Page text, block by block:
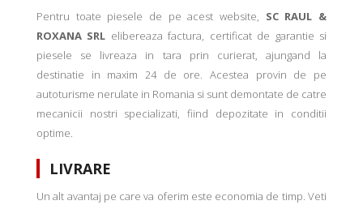
Pentru toate piesele de pe acest website, SC RAUL &
ROXANA SRL elibereaza factura, certificat de garantie si
piesele se livreaza in tara prin curierat, ajungand la
destinatie in maxim 24 de ore. Acestea provin de pe
autoturisme nerulate in Romania si sunt demontate de catre
mecanicii nostri specializati, fiind depozitate in conditii
optime.
LIVRARE
Un alt avantaj pe care va oferim este economia de timp. Veti